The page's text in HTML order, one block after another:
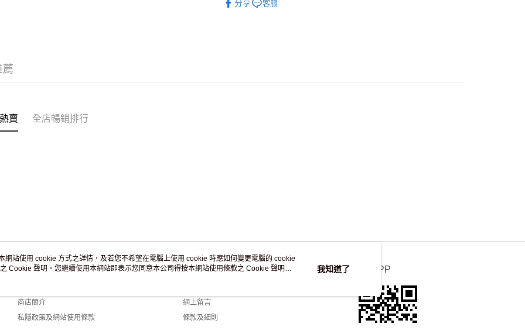
分享
客服
薦
賣 全店暢銷排行
關於我們
商店簡介
私隱政策及網站使用條款
客戶服務
網上留言
條款及細則
官方APP
網站使用 cookie 方式之詳情，及若您不希望在電腦上使用 cookie 時應如何變更電腦的 cookie
Cookie 聲明。您繼續使用本網站即表示您同意本公司得按本網站使用條款之 Cookie 聲明使
我知道了